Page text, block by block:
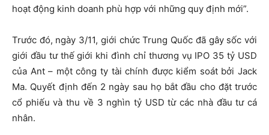
hoạt động kinh doanh phù hợp với những quy định mới”.
Trước đó, ngày 3/11, giới chức Trung Quốc đã gây sốc với
giới đầu tư thế giới khi đình chỉ thương vụ IPO 35 tỷ USD
của Ant – một công ty tài chính được kiểm soát bởi Jack
Ma. Quyết định đến 2 ngày sau họ bắt đầu cho đặt trước
cổ phiếu và thu về 3 nghìn tỷ USD từ các nhà đầu tư cá
nhân.